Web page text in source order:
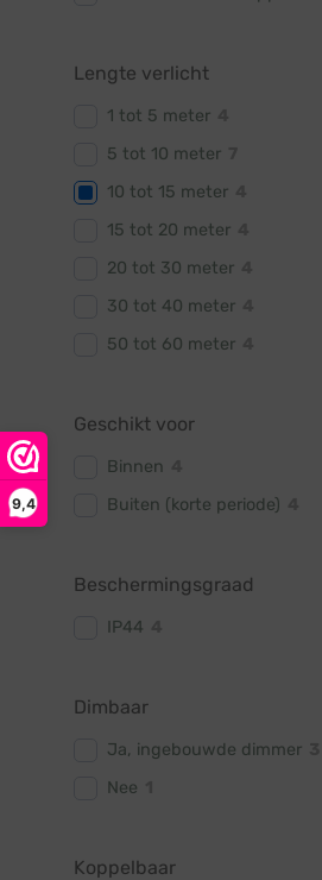
9,4
Lengte verlicht
1 tot 5 meter
5 tot 10 meter
10 tot 15 meter
15 tot 20 meter
20 tot 30 meter
30 tot 40 meter
50 tot 60 meter
Geschikt voor
Binnen
Buiten (korte periode)
Beschermingsgraad
IP44
Dimbaar
Ja, ingebouwde dimmer
Nee
Koppelbaar